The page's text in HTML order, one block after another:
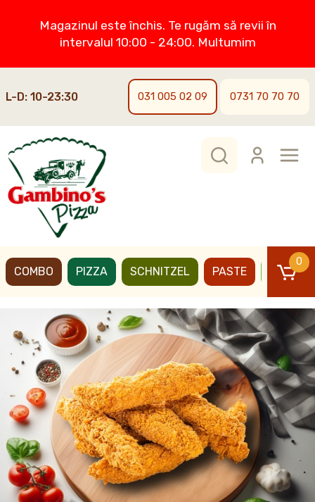
Magazinul este închis. Te rugăm să revii în
intervalul 10:00 - 24:00. Multumim
L-D: 10-23:30 031 005 02 09 0731 70 70 70
COMBO PIZZA SCHNITZEL PASTE BURGERI
0